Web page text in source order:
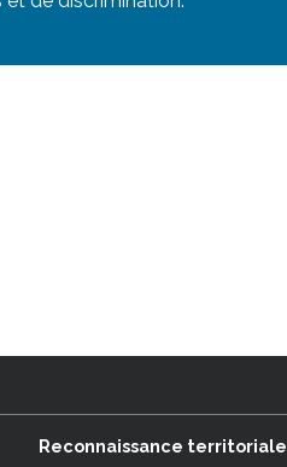
Reconnaissance territoriale